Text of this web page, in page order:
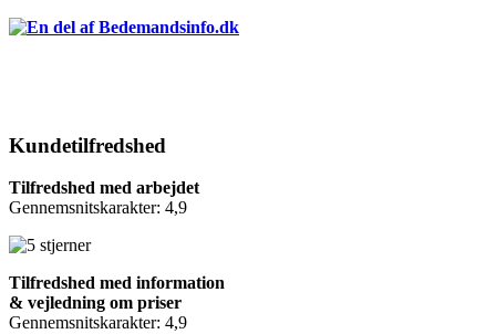
Kundetilfredshed
Tilfredshed med arbejdet
Gennemsnitskarakter: 4,9
Tilfredshed med information
& vejledning om priser
Gennemsnitskarakter: 4,9